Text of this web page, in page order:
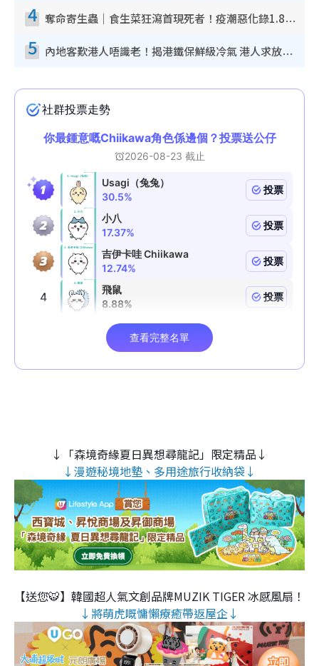
4 奪命寄生蟲｜食生菜狂瀉首現死者！疫潮惡化錄1.8萬宗病例 揭洗菜3大謬誤
5 內地客歎港人唔識老！揭港鐵保鮮級冷氣 港人求放過：咪投訴
↓「森境奇緣夏日異想尋龍記」限定精品↓
↓漫遊秘境地墊、多用途旅行收納袋↓
【送您🐯】韓國超人氣文創品牌MUZIK TIGER 冰感風扇！
↓將萌虎嘅慵懶療癒帶返屋企↓